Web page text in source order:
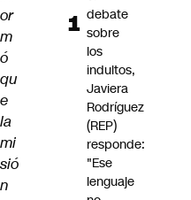
or
m
ó
qu
e
la
mi
sió
n
debate
sobre
los
indultos,
Javiera
Rodríguez
(REP)
responde:
"Ese
lenguaje